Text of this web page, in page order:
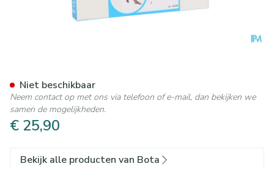
€ 25,90
Niet beschikbaar
Neem contact op met ons via telefoon of e-mail, dan bekijken we
samen de mogelijkheden.
Bekijk alle producten van Bota